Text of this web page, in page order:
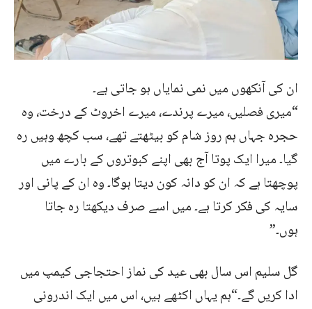
ان کی آنکھوں میں نمی نمایاں ہو جاتی ہے۔
“میری فصلیں، میرے پرندے، میرے اخروٹ کے درخت، وہ
حجرہ جہاں ہم روز شام کو بیٹھتے تھے، سب کچھ وہیں رہ
گیا۔ میرا ایک پوتا آج بھی اپنے کبوتروں کے بارے میں
پوچھتا ہے کہ ان کو دانہ کون دیتا ہوگا۔ وہ ان کے پانی اور
سایہ کی فکر کرتا ہے۔ میں اسے صرف دیکھتا رہ جاتا
ہوں۔”
گل سلیم اس سال بھی عید کی نماز احتجاجی کیمپ میں
ادا کریں گے۔“ہم یہاں اکٹھے ہیں، اس میں ایک اندرونی